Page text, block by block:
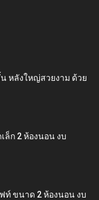
หลังใหญ่สวยงาม ด้วย
ล็ก 2 ห้องนอน งบ
ท์ ขนาด 2 ห้องนอน งบ